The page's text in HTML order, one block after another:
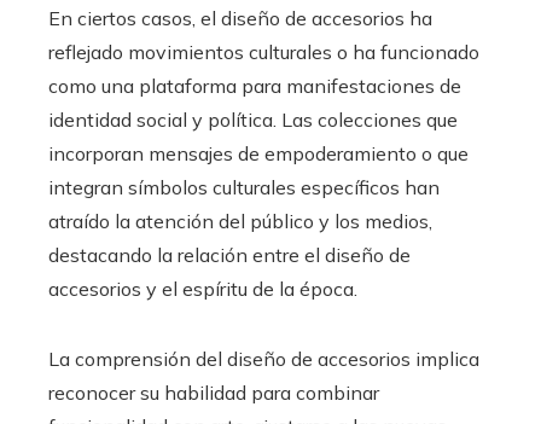
En ciertos casos, el diseño de accesorios ha
reflejado movimientos culturales o ha funcionado
como una plataforma para manifestaciones de
identidad social y política. Las colecciones que
incorporan mensajes de empoderamiento o que
integran símbolos culturales específicos han
atraído la atención del público y los medios,
destacando la relación entre el diseño de
accesorios y el espíritu de la época.
La comprensión del diseño de accesorios implica
reconocer su habilidad para combinar